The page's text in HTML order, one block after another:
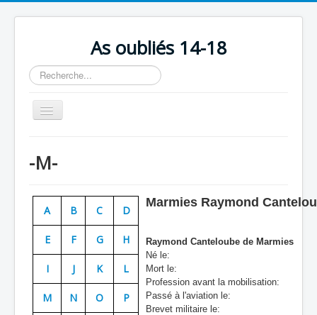
As oubliés 14-18
Rechercher
Basculer
la
Chronologie
Escadrilles
Organisation
Avions
Personnels
-M-
A B C D
E F G H
I J K L
M N O P
Marmies Raymond
Raymond Canteloube de Marmies
Né le:
Mort le:
Profession avant la mobilisation:
Passé à l'aviation le:
Brevet militaire le: